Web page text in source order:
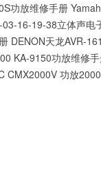
功放维修手册
16-19-38立体声电
DENON天龙AVR-
KA-9150功放维修
CMX2000V 功放